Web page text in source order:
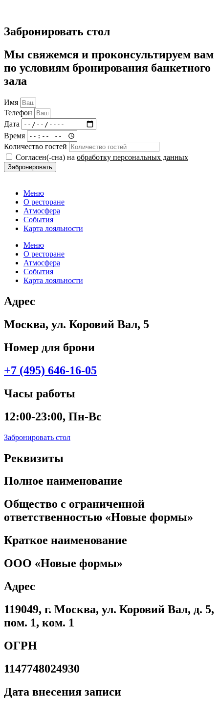
Забронировать стол
Мы свяжемся и проконсультируем вам
по условиям бронирования банкетного
зала
Имя
Телефон
Дата
Время
Количество гостей
Согласен(-сна) на обработку персональных данных
Забронировать
Меню
О ресторане
Атмосфера
События
Карта лояльности
Меню
О ресторане
Атмосфера
События
Карта лояльности
Адрес
Москва, ул. Коровий Вал, 5
Номер для брони
+7 (495) 646-16-05
Часы работы
12:00-23:00, Пн-Вс
Забронировать стол
Реквизиты
Полное наименование
Общество с ограниченной
ответственностью «Новые формы»
Краткое наименование
ООО «Новые формы»
Адрес
119049, г. Москва, ул. Коровий Вал, д. 5,
пом. 1, ком. 1
ОГРН
1147748024930
Дата внесения записи